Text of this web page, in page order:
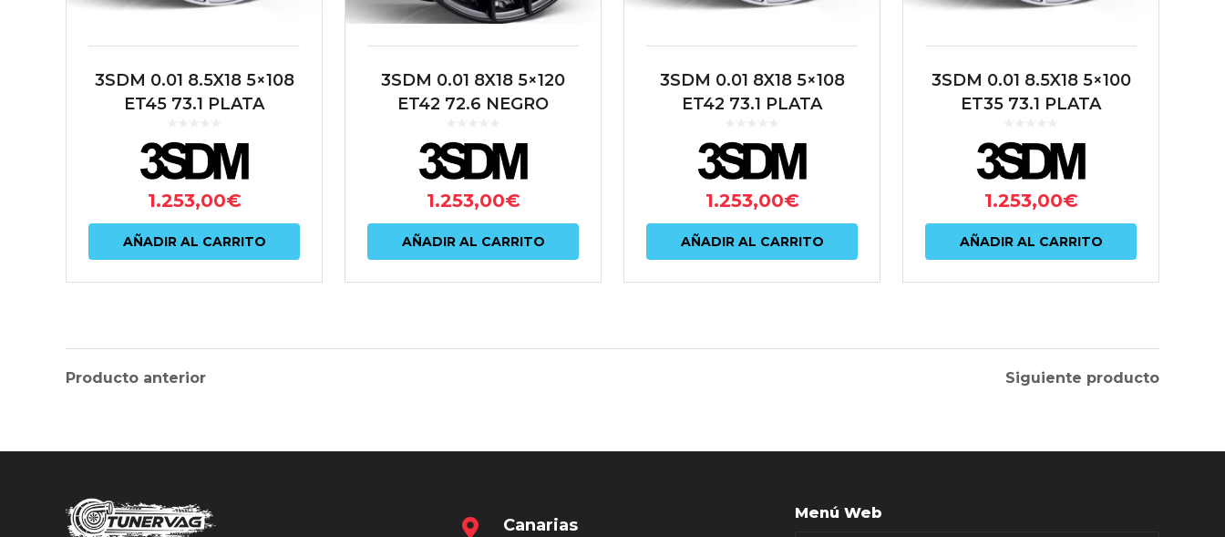
3SDM 0.01 8.5X18 5×108
ET45 73.1 PLATA
1.253,00€
AÑADIR AL CARRITO
3SDM 0.01 8X18 5×120
ET42 72.6 NEGRO
1.253,00€
AÑADIR AL CARRITO
3SDM 0.01 8X18 5×108
ET42 73.1 PLATA
1.253,00€
AÑADIR AL CARRITO
3SDM 0.01 8.5X18 5×100
ET35 73.1 PLATA
1.253,00€
AÑADIR AL CARRITO
Producto anterior Siguiente producto
Canarias
Menú Web